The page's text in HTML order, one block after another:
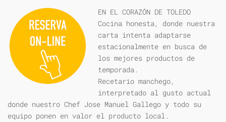
EN EL CORAZÓN DE TOLEDO
Cocina honesta, donde nuestra
carta intenta adaptarse
estacionalmente en busca de
los mejores productos de
temporada.
Recetario manchego,
interpretado al gusto actual
donde nuestro Chef Jose Manuel Gallego y todo su
equipo ponen en valor el producto local.